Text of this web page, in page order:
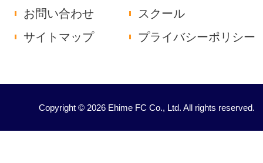
お問い合わせ
スクール
サイトマップ
プライバシーポリシー
Copyright © 2026 Ehime FC Co., Ltd. All rights reserved.